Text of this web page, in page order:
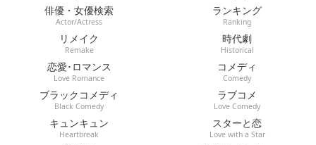
俳優・女優検索
Actor/Actress
ランキング
Ranking
リメイク
Remake
時代劇
Historical
恋愛･ロマンス
Love Romance
コメディ
Comedy
ブラックコメディ
Black Comedy
ラブコメ
Love Comedy
キュンキュン
Heartbreak
スターと恋
Love with a Star